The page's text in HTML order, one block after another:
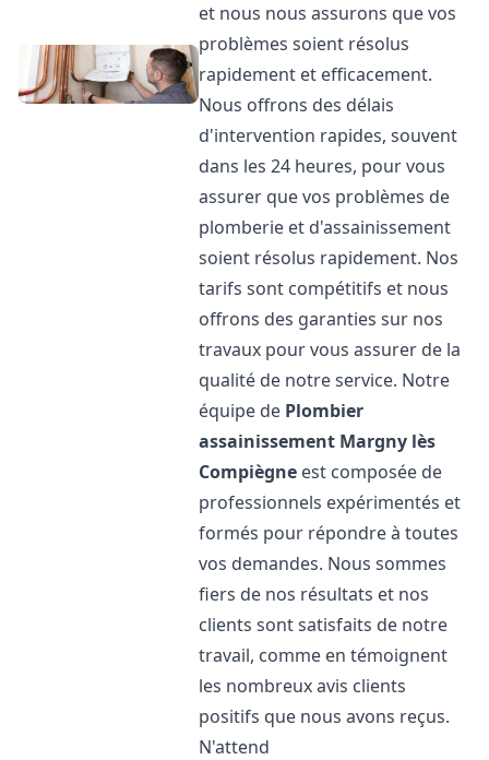
et nous nous assurons que vos
problèmes soient résolus
rapidement et efficacement.
Nous offrons des délais
d'intervention rapides, souvent
dans les 24 heures, pour vous
assurer que vos problèmes de
plomberie et d'assainissement
soient résolus rapidement. Nos
tarifs sont compétitifs et nous
offrons des garanties sur nos
travaux pour vous assurer de la
qualité de notre service. Notre
équipe de Plombier
assainissement Margny lès
Compiègne est composée de
professionnels expérimentés et
formés pour répondre à toutes
vos demandes. Nous sommes
fiers de nos résultats et nos
clients sont satisfaits de notre
travail, comme en témoignent
les nombreux avis clients
positifs que nous avons reçus.
N'attend